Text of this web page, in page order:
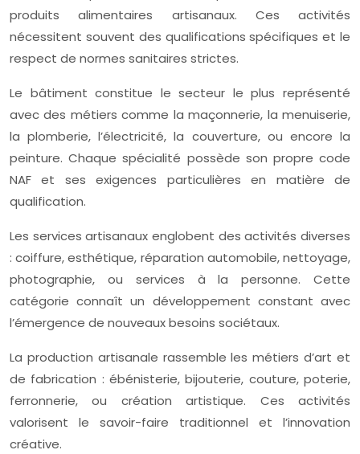
produits alimentaires artisanaux. Ces activités
nécessitent souvent des qualifications spécifiques et le
respect de normes sanitaires strictes.
Le bâtiment constitue le secteur le plus représenté
avec des métiers comme la maçonnerie, la menuiserie,
la plomberie, l’électricité, la couverture, ou encore la
peinture. Chaque spécialité possède son propre code
NAF et ses exigences particulières en matière de
qualification.
Les services artisanaux englobent des activités diverses
: coiffure, esthétique, réparation automobile, nettoyage,
photographie, ou services à la personne. Cette
catégorie connaît un développement constant avec
l’émergence de nouveaux besoins sociétaux.
La production artisanale rassemble les métiers d’art et
de fabrication : ébénisterie, bijouterie, couture, poterie,
ferronnerie, ou création artistique. Ces activités
valorisent le savoir-faire traditionnel et l’innovation
créative.